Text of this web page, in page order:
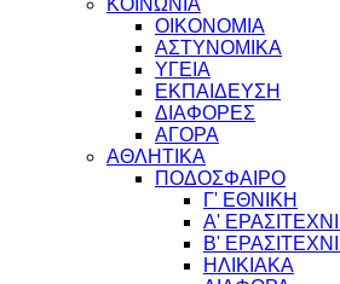
ΚΟΙΝΩΝΙΑ
ΟΙΚΟΝΟΜΙΑ
ΑΣΤΥΝΟΜΙΚΑ
ΥΓΕΙΑ
ΕΚΠΑΙΔΕΥΣΗ
ΔΙΑΦΟΡΕΣ
ΑΓΟΡΑ
ΑΘΛΗΤΙΚΑ
ΠΟΔΟΣΦΑΙΡΟ
Γ' ΕΘΝΙΚΗ
Α'
Β'
ΗΛΙΚΙΑΚΑ